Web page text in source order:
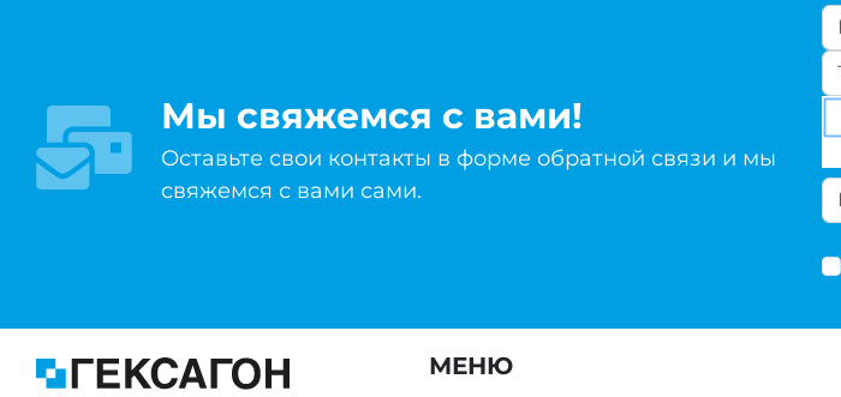
Мы свяжемся с вами!
Оставьте свои контакты в форме обратной связи и мы
свяжемся с вами сами.
МЕНЮ